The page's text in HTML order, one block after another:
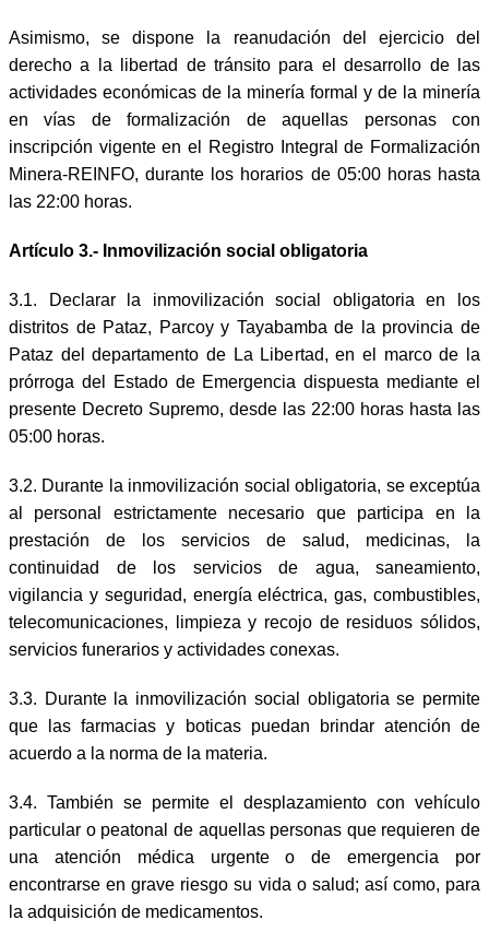
Asimismo, se dispone la reanudación del ejercicio del
derecho a la libertad de tránsito para el desarrollo de las
actividades económicas de la minería formal y de la minería
en vías de formalización de aquellas personas con
inscripción vigente en el Registro Integral de Formalización
Minera-REINFO, durante los horarios de 05:00 horas hasta
las 22:00 horas.
Artículo 3.- Inmovilización social obligatoria
3.1. Declarar la inmovilización social obligatoria en los
distritos de Pataz, Parcoy y Tayabamba de la provincia de
Pataz del departamento de La Libertad, en el marco de la
prórroga del Estado de Emergencia dispuesta mediante el
presente Decreto Supremo, desde las 22:00 horas hasta las
05:00 horas.
3.2. Durante la inmovilización social obligatoria, se exceptúa
al personal estrictamente necesario que participa en la
prestación de los servicios de salud, medicinas, la
continuidad de los servicios de agua, saneamiento,
vigilancia y seguridad, energía eléctrica, gas, combustibles,
telecomunicaciones, limpieza y recojo de residuos sólidos,
servicios funerarios y actividades conexas.
3.3. Durante la inmovilización social obligatoria se permite
que las farmacias y boticas puedan brindar atención de
acuerdo a la norma de la materia.
3.4. También se permite el desplazamiento con vehículo
particular o peatonal de aquellas personas que requieren de
una atención médica urgente o de emergencia por
encontrarse en grave riesgo su vida o salud; así como, para
la adquisición de medicamentos.